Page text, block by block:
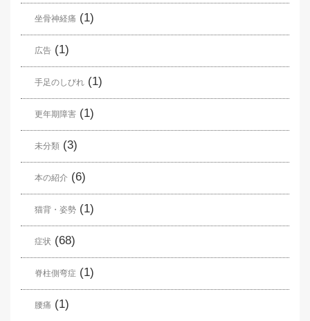
坐骨神経痛 (1)
広告 (1)
手足のしびれ (1)
更年期障害 (1)
未分類 (3)
本の紹介 (6)
猫背・姿勢 (1)
症状 (68)
脊柱側弯症 (1)
腰痛 (1)